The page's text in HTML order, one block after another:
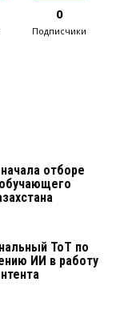
0
Подписчики
отборе
ТоТ по
ИИ в работу